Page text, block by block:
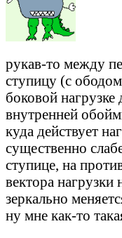
рукав-то между
ступицу (с
боковой нагрузке
внутренней
куда действует
существенно
ступице, на
вектора
зеркально
ну мне как-то